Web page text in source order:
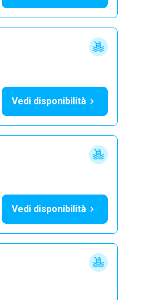
Vedi disponibilità
Vedi disponibilità